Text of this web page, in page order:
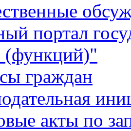
портал
(функций)"
граждан
акты по